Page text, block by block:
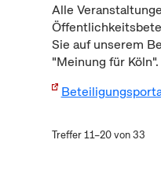
Alle
Sie auf unserem
"Meinung für Köln".
Treffer 11–20 von 33